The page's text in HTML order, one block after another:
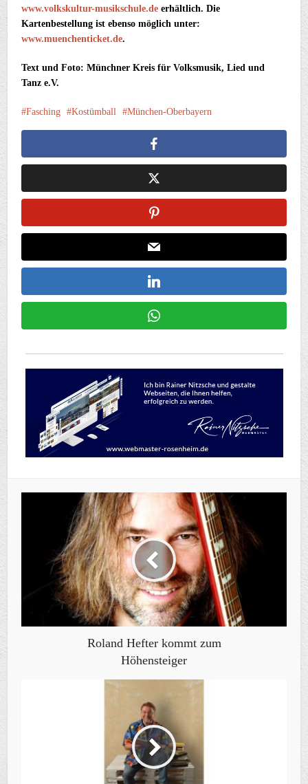
www.volkskultur-musikschule.de erhältlich. Die
Kartenbestellung ist ebenso möglich unter:
www.muenchenticket.de.
Text und Foto: Münchner Kreis für Volksmusik, Lied und
Tanz e.V.
Fasching Kostümball München-Oberbayern
Roland Hefter kommt zum
Höhensteiger